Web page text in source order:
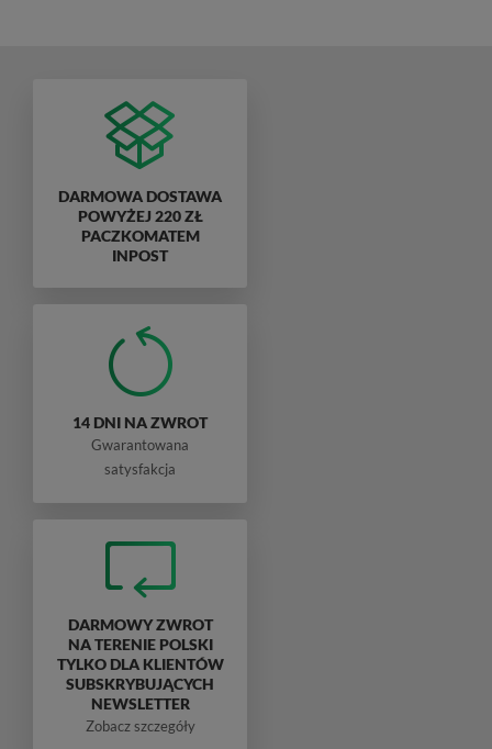
DARMOWA DOSTAWA
POWYŻEJ 220 ZŁ
PACZKOMATEM
INPOST
14 DNI NA ZWROT
Gwarantowana
satysfakcja
DARMOWY ZWROT
NA TERENIE POLSKI
TYLKO DLA KLIENTÓW
SUBSKRYBUJĄCYCH
NEWSLETTER
Zobacz szczegóły